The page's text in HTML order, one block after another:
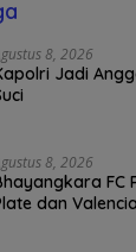
8, 2026
Jadi
8, 2026
FC
dan Valencia